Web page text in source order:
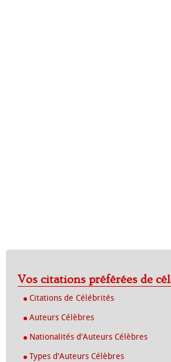
Vos citations préférées de
Citations de Célébrités
Auteurs Célèbres
Nationalités d'Auteurs Célèbres
Types d'Auteurs Célèbres